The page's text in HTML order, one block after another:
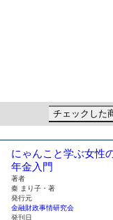
チェックした
にゃんこと学ぶ女性
年金入門
著者
秦 まり子・著
発行元
金融財政事情研究会
発刊日